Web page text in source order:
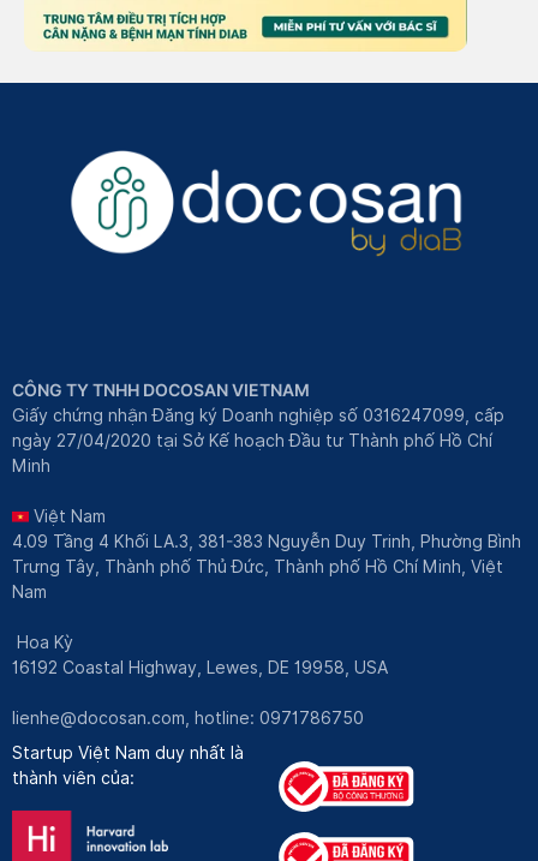
CÔNG TY TNHH DOCOSAN VIETNAM
Giấy chứng nhận Đăng ký Doanh nghiệp số 0316247099, cấp
ngày 27/04/2020 tại Sở Kế hoạch Đầu tư Thành phố Hồ Chí
Minh
Việt Nam
4.09 Tầng 4 Khối LA.3, 381-383 Nguyễn Duy Trinh, Phường Bình
Trưng Tây, Thành phố Thủ Đức, Thành phố Hồ Chí Minh, Việt
Nam
Hoa Kỳ
16192 Coastal Highway, Lewes, DE 19958, USA
lienhe@docosan.com , hotline: 0971786750
Startup Việt Nam duy nhất là
thành viên của: